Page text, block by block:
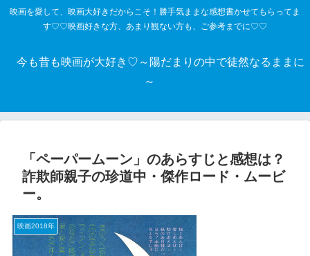
映画を愛して、映画大好きだからこそ！勝手気ままな感想書かせてもらってま
す♡♡映画好きな方、あまり観ない方も、ご参考までに♡♡
今も昔も映画が大好き♡～陽だまりの中で徒然なるままに
～
「ペーパームーン」のあらすじと感想は？
詐欺師親子の珍道中・傑作ロード・ムービ
ー。
映画2018年